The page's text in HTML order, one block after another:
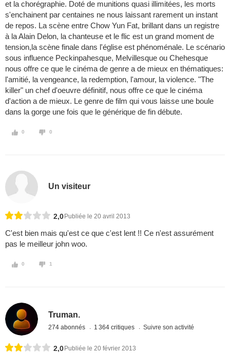
et la chorégraphie. Doté de munitions quasi illimitées, les morts
s'enchainent par centaines ne nous laissant rarement un instant
de repos. La scène entre Chow Yun Fat, brillant dans un registre
à la Alain Delon, la chanteuse et le flic est un grand moment de
tension,la scène finale dans l'église est phénoménale. Le scénario
sous influence Peckinpahesque, Melvillesque ou Chehesque
nous offre ce que le cinéma de genre a de mieux en thématiques:
l'amitié, la vengeance, la redemption, l'amour, la violence. "The
killer" un chef d'oeuvre définitif, nous offre ce que le cinéma
d'action a de mieux. Le genre de film qui vous laisse une boule
dans la gorge une fois que le générique de fin débute.
0 0
Un visiteur
2,0 Publiée le 20 avril 2013
C'est bien mais qu'est ce que c'est lent !! Ce n'est assurément
pas le meilleur john woo.
0 1
Truman.
274 abonnés 1 364 critiques Suivre son activité
2,0 Publiée le 20 février 2013